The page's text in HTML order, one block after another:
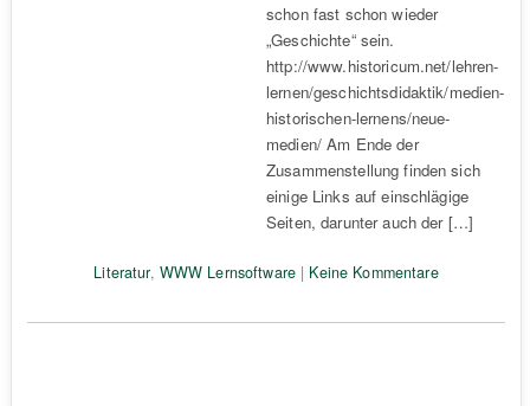
schon fast schon wieder
„Geschichte“ sein.
http://www.historicum.net/lehren-
lernen/geschichtsdidaktik/medien-
historischen-lernens/neue-
medien/ Am Ende der
Zusammenstellung finden sich
einige Links auf einschlägige
Seiten, darunter auch der […]
Literatur, WWW Lernsoftware | Keine Kommentare